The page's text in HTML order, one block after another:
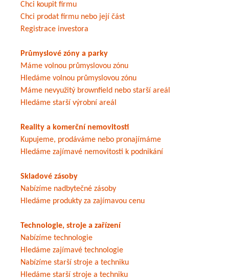
Chci koupit firmu
Chci prodat firmu nebo její část
Registrace investora
Průmyslové zóny a parky
Máme volnou průmyslovou zónu
Hledáme volnou průmyslovou zónu
Máme nevyužitý brownfield nebo starší areál
Hledáme starší výrobní areál
Reality a komerční nemovitosti
Kupujeme, prodáváme nebo pronajímáme
Hledáme zajímavé nemovitosti k podnikání
Skladové zásoby
Nabízíme nadbytečné zásoby
Hledáme produkty za zajímavou cenu
Technologie, stroje a zařízení
Nabízíme technologie
Hledáme zajímavé technologie
Nabízíme starší stroje a techniku
Hledáme starší stroje a techniku